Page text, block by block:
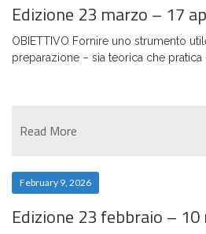
Edizione 23 marzo – 17
OBIETTIVO Fornire uno strumento
preparazione – sia teorica che pratica
Read More
February 9, 2026
Edizione 23 febbraio –